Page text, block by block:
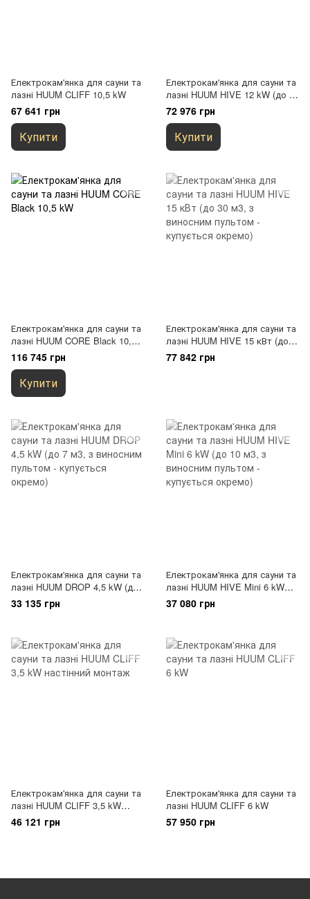
Електрокам'янка для сауни та
лазні HUUM CLIFF 10,5 kW
67 641 грн
Купити
Електрокам'янка для сауни та
лазні HUUM HIVE 12 kW (до 25
м3, з виносним пультом -
купується окремо)
72 976 грн
Купити
Електрокам'янка для сауни та
лазні HUUM CORE Black 10,5
kW
116 745 грн
Купити
Електрокам'янка для сауни та
лазні HUUM HIVE 15 кВт (до
30 м3, з виносним пультом -
купується окремо)
77 842 грн
Електрокам'янка для сауни та
лазні HUUM DROP 4,5 kW (до
7 м3, з виносним пультом -
купується окремо)
33 135 грн
Електрокам'янка для сауни та
лазні HUUM HIVE Mini 6 kW
(до 10 м3, з виносним
пультом - купується окремо)
37 080 грн
Електрокам'янка для сауни та
лазні HUUM CLIFF 3,5 kW
настінний монтаж
46 121 грн
Електрокам'янка для сауни та
лазні HUUM CLIFF 6 kW
57 950 грн